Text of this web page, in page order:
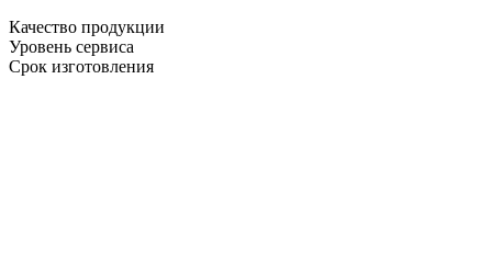
Качество продукции
Уровень сервиса
Срок изготовления